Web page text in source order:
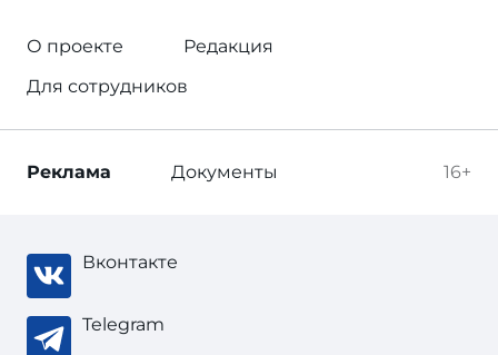
О проекте
Редакция
Для сотрудников
16+
Реклама Документы
Вконтакте
Telegram